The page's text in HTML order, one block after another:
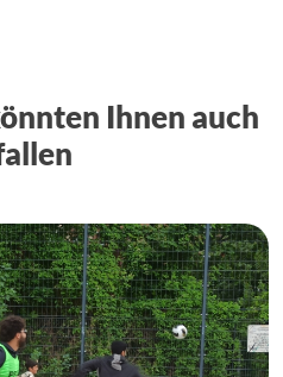
Ihnen auch